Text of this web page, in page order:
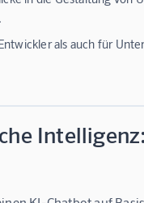
als auch für